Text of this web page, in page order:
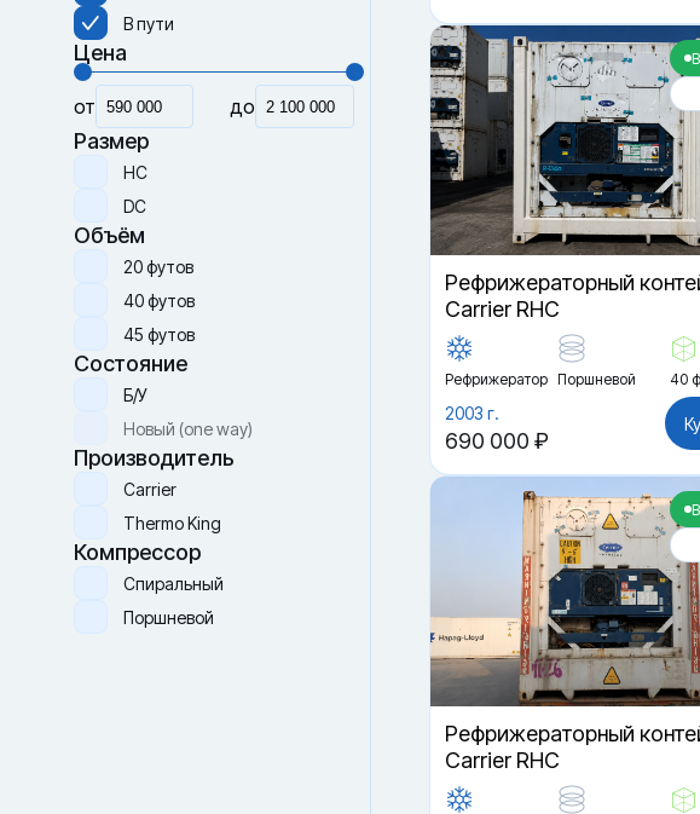
В пути
Цена
от до
Размер
HC
DC
Объём
20 футов
40 футов
45 футов
Состояние
Б/У
Новый (one way)
Производитель
Carrier
Thermo King
Компрессор
Спиральный
Поршневой
Рефрижераторный
Carrier RHC
Рефрижератор Поршневой 40
2003 г.
690 000 ₽
Рефрижераторный
Carrier RHC